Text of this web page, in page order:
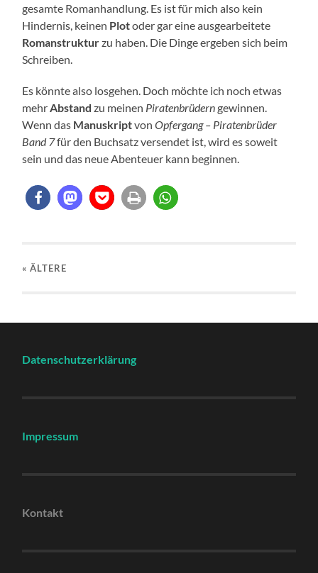
gesamte Romanhandlung. Es ist für mich also kein
Hindernis, keinen Plotoder gar eine ausgearbeitete
Romanstrukturzu haben. Die Dinge ergeben sich beim
Schreiben.
Es könnte also losgehen. Doch möchte ich noch etwas
mehr Abstandzu meinen Piratenbrüderngewinnen.
Wenn das ManuskriptvonOpfergang – Piratenbrüder
Band 7für den Buchsatz versendet ist, wird es soweit
sein und das neue Abenteuer kann beginnen.
« ÄLTERE
Datenschutzerklärung
Impressum
Kontakt